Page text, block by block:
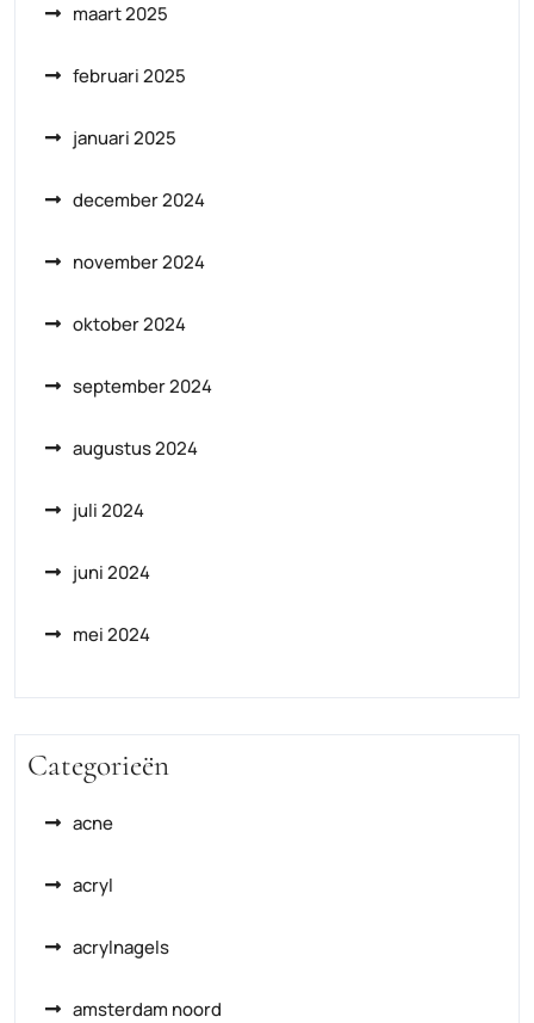
maart 2025
februari 2025
januari 2025
december 2024
november 2024
oktober 2024
september 2024
augustus 2024
juli 2024
juni 2024
mei 2024
Categorieën
acne
acryl
acrylnagels
amsterdam noord